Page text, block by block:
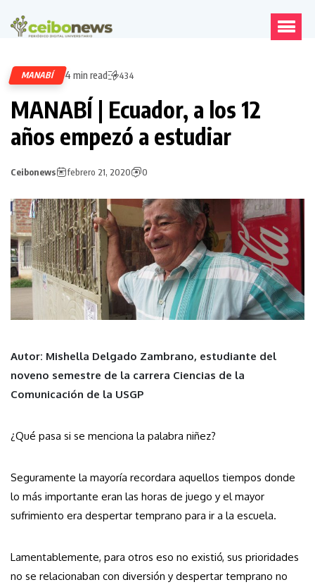
MANABÍ 4 min read 434
MANABÍ | Ecuador, a los 12
años empezó a estudiar
Ceibonews febrero 21, 2020 0
Autor: Mishella Delgado Zambrano, estudiante del
noveno semestre de la carrera Ciencias de la
Comunicación de la USGP
¿Qué pasa si se menciona la palabra niñez?
Seguramente la mayoría recordara aquellos tiempos donde
lo más importante eran las horas de juego y el mayor
sufrimiento era despertar temprano para ir a la escuela.
Lamentablemente, para otros eso no existió, sus prioridades
no se relacionaban con diversión y despertar temprano no